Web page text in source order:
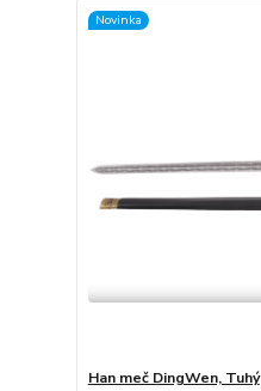
Novinka
Han meč DingWen, Tuhý